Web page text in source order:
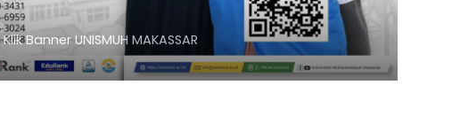
Klik Banner UNISMUH MAKASSAR